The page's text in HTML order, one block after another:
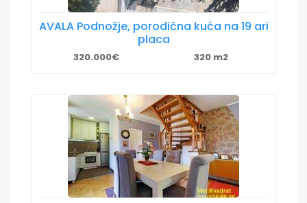
AVALA Podnožje, porodična kuća na 19 ari
placa
320.000€ 320 m2